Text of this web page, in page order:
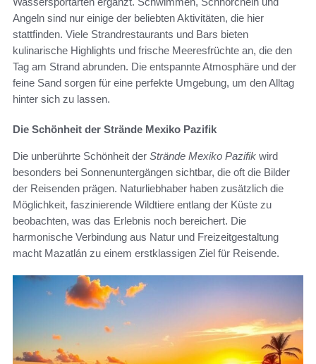
Angeln sind nur einige der beliebten Aktivitäten, die hier
stattfinden. Viele Strandrestaurants und Bars bieten
kulinarische Highlights und frische Meeresfrüchte an, die den
Tag am Strand abrunden. Die entspannte Atmosphäre und der
feine Sand sorgen für eine perfekte Umgebung, um den Alltag
hinter sich zu lassen.
Die Schönheit der Strände Mexiko Pazifik
Die unberührte Schönheit der Strände Mexiko Pazifik wird
besonders bei Sonnenuntergängen sichtbar, die oft die Bilder
der Reisenden prägen. Naturliebhaber haben zusätzlich die
Möglichkeit, faszinierende Wildtiere entlang der Küste zu
beobachten, was das Erlebnis noch bereichert. Die
harmonische Verbindung aus Natur und Freizeitgestaltung
macht Mazatlán zu einem erstklassigen Ziel für Reisende.